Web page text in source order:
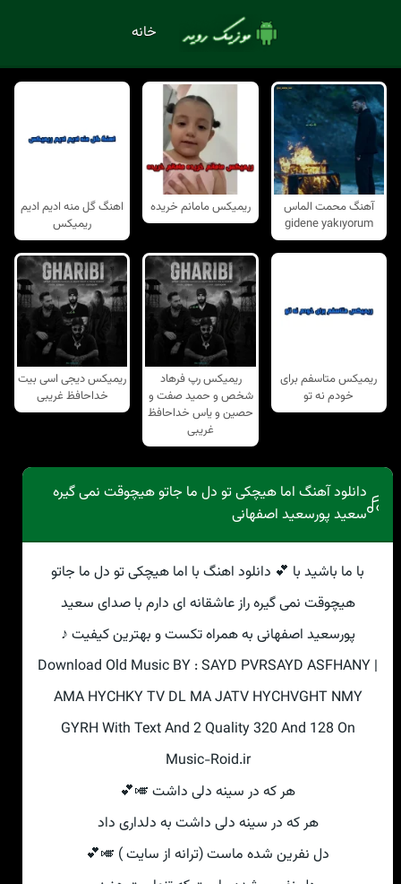
خانه
آهنگ محمت الماس
gidene yakıyorum
ریمیکس مامانم خریده
اهنگ گل منه ادیم ادیم
ریمیکس
ریمیکس متاسفم برای
خودم نه تو
ریمیکس رپ فرهاد
شخص و حمید صفت و
حصین و یاس خداحافظ
غریبی
ریمیکس دیجی اسی بیت
خداحافظ غریبی
دانلود آهنگ اما هیچکی تو دل ما جاتو هیچوقت نمی گیره
سعید پورسعید اصفهانی
با ما باشید با 💕 دانلود اهنگ با اما هیچکی تو دل ما جاتو
هیچوقت نمی گیره راز عاشقانه ای دارم با صدای سعید
پورسعید اصفهانی به همراه تکست و بهترین کیفیت ♪
Download Old Music BY : SAYD PVRSAYD ASFHANY |
AMA HYCHKY TV DL MA JATV HYCHVGHT NMY
GYRH With Text And 2 Quality 320 And 128 On
Music-Roid.ir
هر که در سینه دلی داشت 🎺💕
هر که در سینه دلی داشت به دلداری داد
دل نفرین شده ماست (ترانه از سایت ) 🎺💕